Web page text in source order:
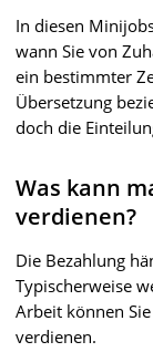
In diesen
wann Sie von
ein bestimmter
Übersetzung
doch die
Was kann
verdienen?
Die Bezahlung
Typischerweise
Arbeit können
verdienen.